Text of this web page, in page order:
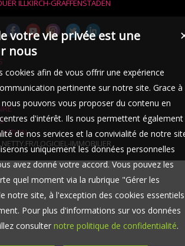
ILLKIRCH-GRAFFENSTADEN
votre vie privée est une
nous
cookies afin de vous offrir une expérience
pertinente sur notre site. Grace à
pouvons vous proposer du contenu en
d'intérêt. Ils nous permettent également
de nos services et la convivialité de notre
uniquement les données personnelles
avez donné votre accord. Vous pouvez les
quel moment via la rubrique "Gérer les
notre site, à l'exception des cookies essentiels
Pour plus d'informations sur vos données
consulter notre politique de confidentialité.